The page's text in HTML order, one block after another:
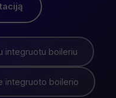
integruotu boileriu
integruoto boilerio